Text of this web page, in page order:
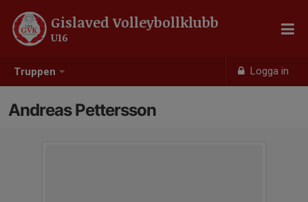
Truppen Logga in
Gislaved Volleybollklubb
U16
Andreas Pettersson